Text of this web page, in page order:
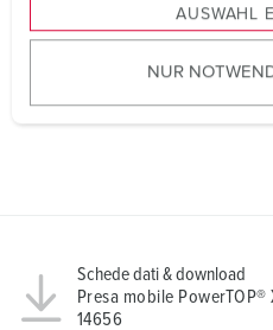
u
w
AUSWAHL
NUR
Schede dati & download
Presa mobile PowerTOP®
14656